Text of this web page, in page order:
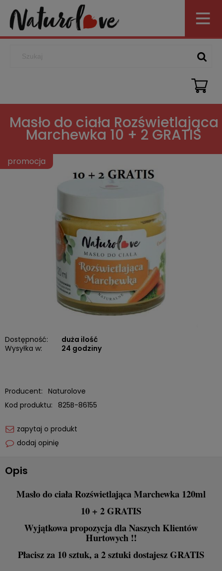
Masło do ciała Rozświetlająca
Marchewka 10 + 2 GRATIS
promocja
Dostępność:
duża ilość
Wysyłka w:
24 godziny
Producent: Naturolove
Kod produktu:
825B-86155
zapytaj o produkt
dodaj opinię
Opis
Masło do ciała Rozświetlająca Marchewka 120ml
10 + 2 GRATIS
Wyjątkowa propozycja dla Naszych Klientów
Hurtowych !!
Płacisz za 10 sztuk, a 2 sztuki dostajesz GRATIS